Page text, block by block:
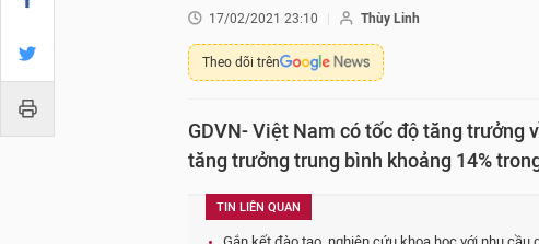
17/02/2021 23:10 Thùy Linh
Theo dõi trên
GDVN- Việt Nam có tốc độ tăng trưởng
tăng trưởng trung bình khoảng 14%
TIN LIÊN QUAN